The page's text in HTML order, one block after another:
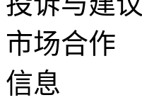
市场合作
信息